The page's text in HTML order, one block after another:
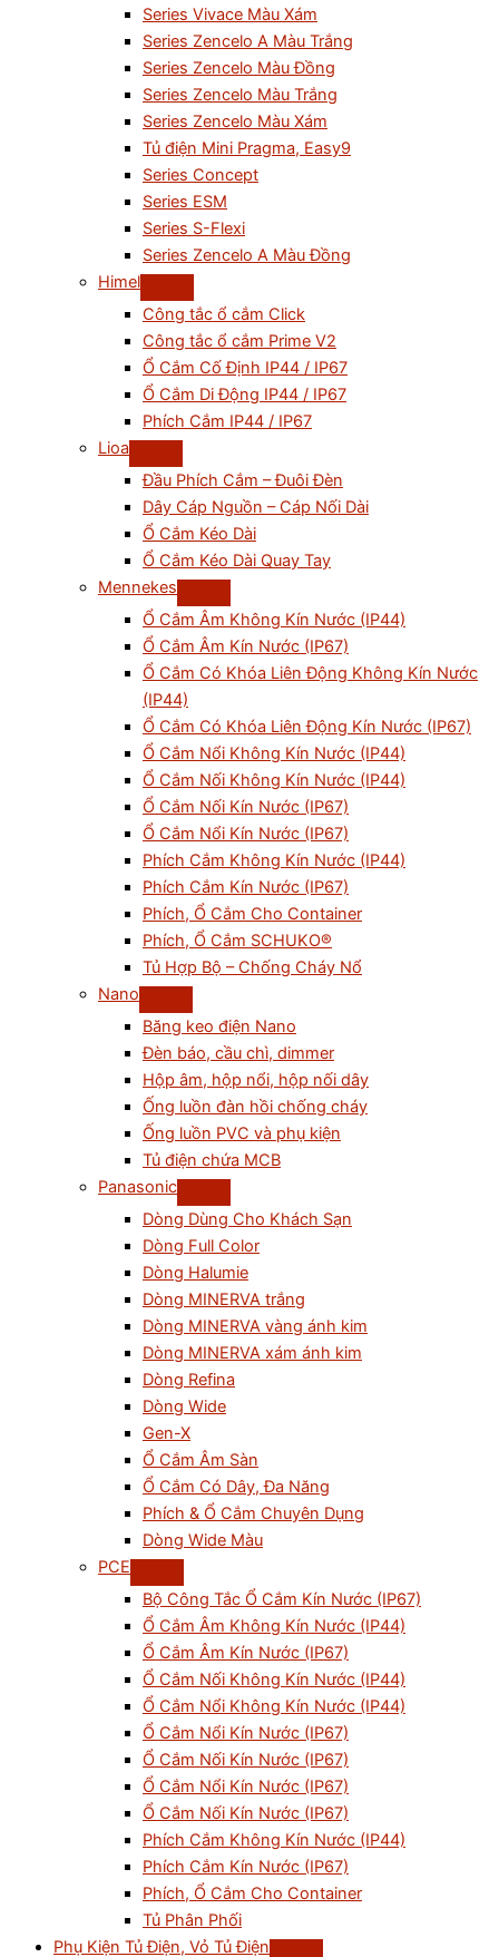
Series Vivace Màu Xám
Series Zencelo A Màu Trắng
Series Zencelo Màu Đồng
Series Zencelo Màu Trắng
Series Zencelo Màu Xám
Tủ điện Mini Pragma, Easy9
Series Concept
Series ESM
Series S-Flexi
Series Zencelo A Màu Đồng
Himel
Công tắc ổ cắm Click
Công tắc ổ cắm Prime V2
Ổ Cắm Cố Định IP44 / IP67
Ổ Cắm Di Động IP44 / IP67
Phích Cắm IP44 / IP67
Lioa
Đầu Phích Cắm – Đuôi Đèn
Dây Cáp Nguồn – Cáp Nối Dài
Ổ Cắm Kéo Dài
Ổ Cắm Kéo Dài Quay Tay
Mennekes
Ổ Cắm Âm Không Kín Nước (IP44)
Ổ Cắm Âm Kín Nước (IP67)
Ổ Cắm Có Khóa Liên Động Không Kín Nước
(IP44)
Ổ Cắm Có Khóa Liên Động Kín Nước (IP67)
Ổ Cắm Nổi Không Kín Nước (IP44)
Ổ Cắm Nối Không Kín Nước (IP44)
Ổ Cắm Nối Kín Nước (IP67)
Ổ Cắm Nổi Kín Nước (IP67)
Phích Cắm Không Kín Nước (IP44)
Phích Cắm Kín Nước (IP67)
Phích, Ổ Cắm Cho Container
Phích, Ổ Cắm SCHUKO®
Tủ Hợp Bộ – Chống Cháy Nổ
Nano
Băng keo điện Nano
Đèn báo, cầu chì, dimmer
Hộp âm, hộp nổi, hộp nối dây
Ống luồn đàn hồi chống cháy
Ống luồn PVC và phụ kiện
Tủ điện chứa MCB
Panasonic
Dòng Dùng Cho Khách Sạn
Dòng Full Color
Dòng Halumie
Dòng MINERVA trắng
Dòng MINERVA vàng ánh kim
Dòng MINERVA xám ánh kim
Dòng Refina
Dòng Wide
Gen-X
Ổ Cắm Âm Sàn
Ổ Cắm Có Dây, Đa Năng
Phích & Ổ Cắm Chuyên Dụng
Dòng Wide Màu
PCE
Bộ Công Tắc Ổ Cắm Kín Nước (IP67)
Ổ Cắm Âm Không Kín Nước (IP44)
Ổ Cắm Âm Kín Nước (IP67)
Ổ Cắm Nối Không Kín Nước (IP44)
Ổ Cắm Nổi Không Kín Nước (IP44)
Ổ Cắm Nổi Kín Nước (IP67)
Ổ Cắm Nối Kín Nước (IP67)
Ổ Cắm Nổi Kín Nước (IP67)
Ổ Cắm Nối Kín Nước (IP67)
Phích Cắm Không Kín Nước (IP44)
Phích Cắm Kín Nước (IP67)
Phích, Ổ Cắm Cho Container
Tủ Phân Phối
Phụ Kiện Tủ Điện, Vỏ Tủ Điện